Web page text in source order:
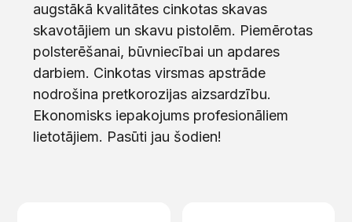
augstākā kvalitātes cinkotas skavas
skavotājiem un skavu pistolēm. Piemērotas
polsterēšanai, būvniecībai un apdares
darbiem. Cinkotas virsmas apstrāde
nodrošina pretkorozijas aizsardzību.
Ekonomisks iepakojums profesionāliem
lietotājiem. Pasūti jau šodien!